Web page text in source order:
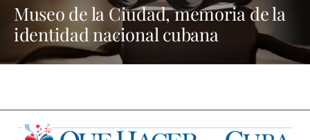
Museo de la Ciudad, memoria de la
identidad nacional cubana